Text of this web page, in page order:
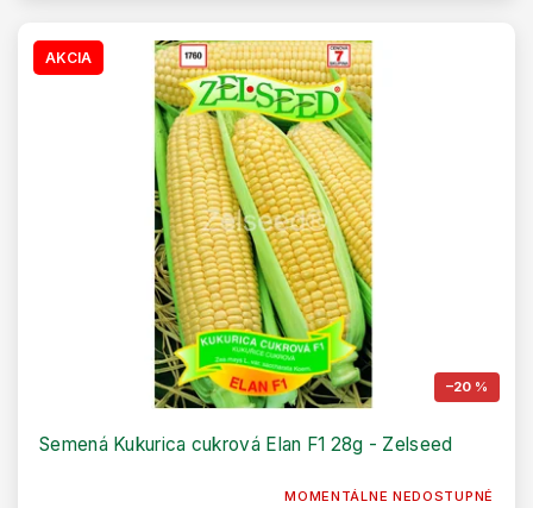
AKCIA
–20 %
Semená Kukurica cukrová Elan F1 28g - Zelseed
MOMENTÁLNE NEDOSTUPNÉ